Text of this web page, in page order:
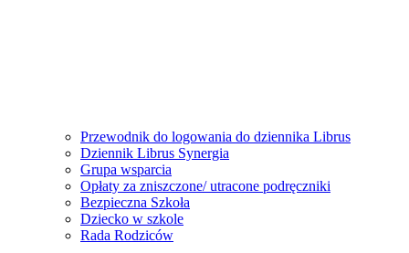
Przewodnik do logowania do dziennika Librus
Dziennik Librus Synergia
Grupa wsparcia
Opłaty za zniszczone/ utracone podręczniki
Bezpieczna Szkoła
Dziecko w szkole
Rada Rodziców